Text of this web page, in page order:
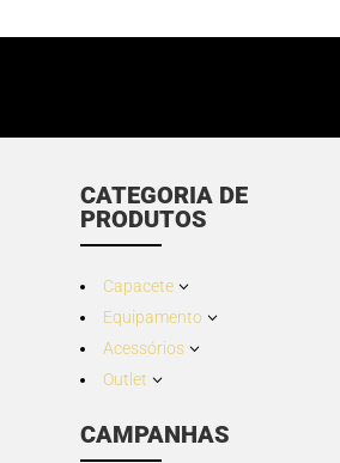
CATEGORIA DE
PRODUTOS
Capacete 3
Equipamento 3
Acessórios 3
Outlet 3
CAMPANHAS